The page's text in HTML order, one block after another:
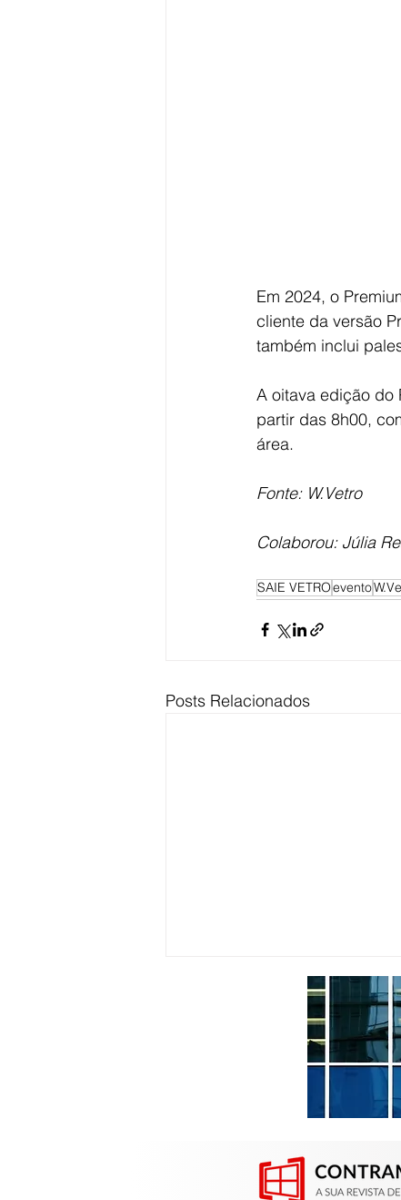
Em 2024, o
cliente da versão
também inclui
A oitava edição do
partir das 8h00,
área.
Fonte: W.Vetro
Colaborou: Júlia
SAIE VETROevento
Posts Relacionados
Construsul em Porto Alegre